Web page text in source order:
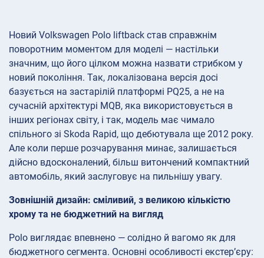
Новий Volkswagen Polo liftback став справжнім
поворотним моментом для моделі — настільки
значним, що його цілком можна назвати стрибком у
новий покоління. Так, локалізована версія досі
базується на застарілій платформі PQ25, а не на
сучасній архітектурі MQB, яка використовується в
інших регіонах світу, і так, модель має чимало
спільного зі Skoda Rapid, що дебютувала ще 2012 року.
Але коли перше розчарування минає, залишається
дійсно вдосконалений, більш витончений компактний
автомобіль, який заслуговує на пильнішу увагу.
Зовнішній дизайн: сміливий, з великою кількістю
хрому та не бюджетний на вигляд
Polo виглядає впевнено — солідно й вагомо як для
бюджетного сегмента. Основні особливості екстер’єру: